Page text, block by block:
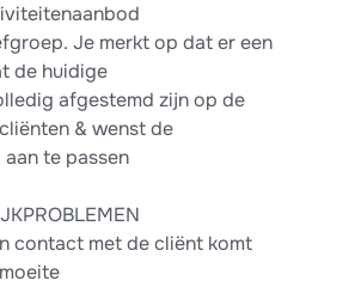
Je merkt op dat er een
de huidige
afgestemd zijn op de
& wenst de
te passen
contact met de cliënt komt